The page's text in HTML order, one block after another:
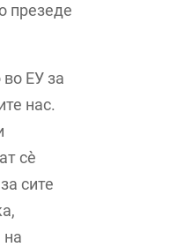
презеде
ЕУ за
нас.
сè
сите
на